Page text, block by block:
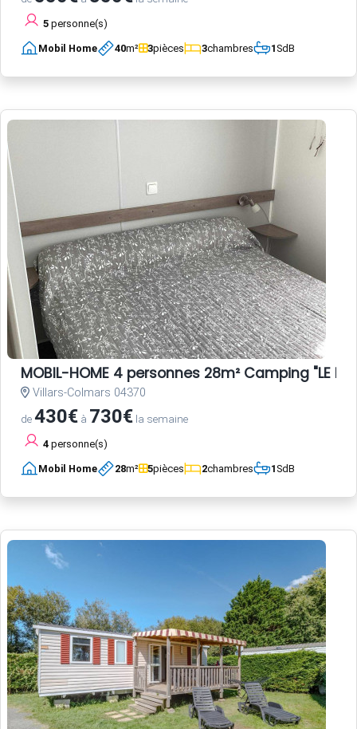
5 personne(s)
Mobil Home 40m² 3pièces 3chambres 1SdB
MOBIL-HOME 4 personnes 28m² Camping "LE
Villars-Colmars 04370
de430€ à 730€ la semaine
4 personne(s)
Mobil Home 28m² 5pièces 2chambres 1SdB